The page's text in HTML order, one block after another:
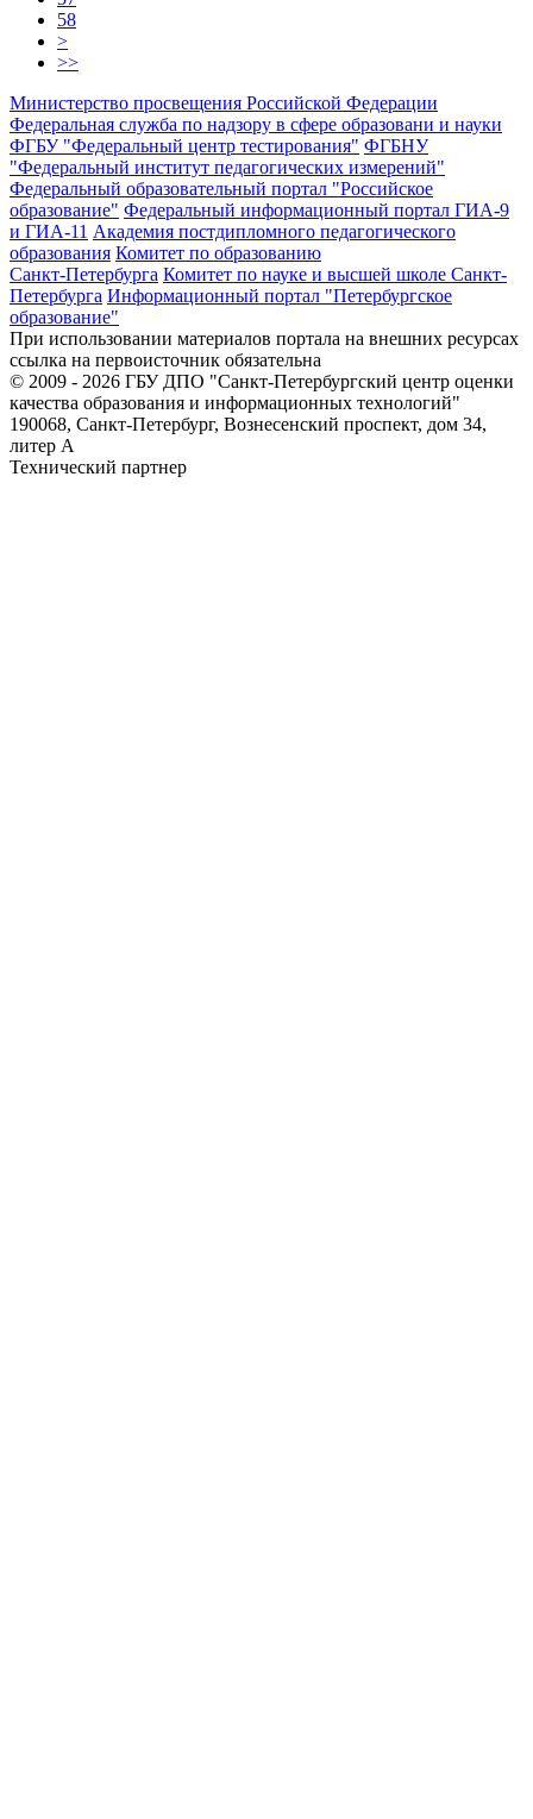
58
>
>>
Министерство просвещения Российской Федерации
Федеральная служба по надзору в сфере образовани и науки
ФГБУ "Федеральный центр тестирования" ФГБНУ
"Федеральный институт педагогических измерений"
Федеральный образовательный портал "Российское
образование" Федеральный информационный портал ГИА-9
и ГИА-11 Академия постдипломного педагогического
образования Комитет по образованию
Санкт-Петербурга Комитет по науке и высшей школе Санкт-
Петербурга Информационный портал "Петербургское
образование"
При использовании материалов портала на внешних ресурсах
ссылка на первоисточник обязательна
© 2009 - 2026 ГБУ ДПО "Санкт-Петербургский центр оценки
качества образования и информационных технологий"
190068, Санкт-Петербург, Вознесенский проспект, дом 34,
литер А
Технический партнер